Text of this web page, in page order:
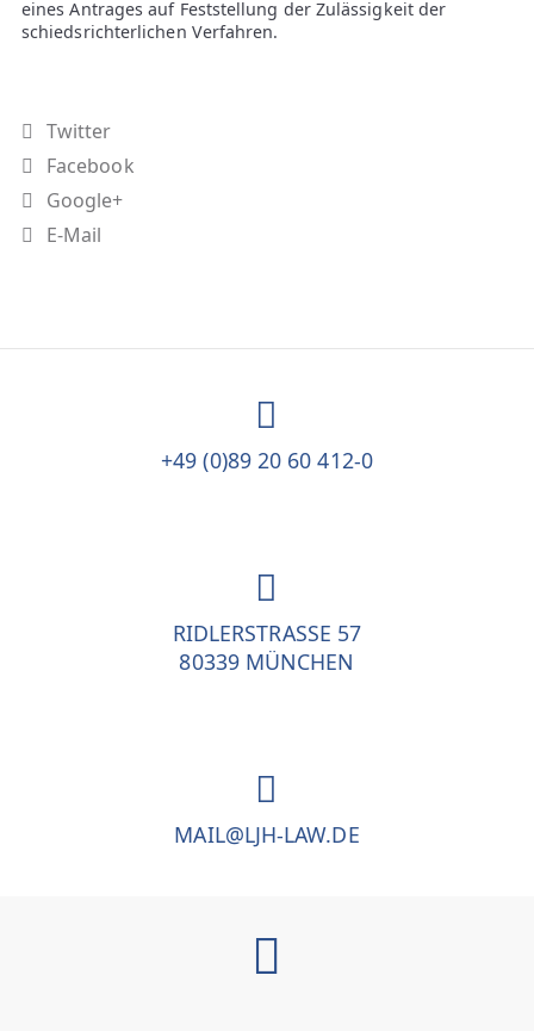
eines Antrages auf Feststellung der Zulässigkeit der
schiedsrichterlichen Verfahren.
Twitter
Facebook
Google+
E-Mail
+49 (0)89 20 60 412-0
RIDLERSTRASSE 57
80339 MÜNCHEN
MAIL@LJH-LAW.DE